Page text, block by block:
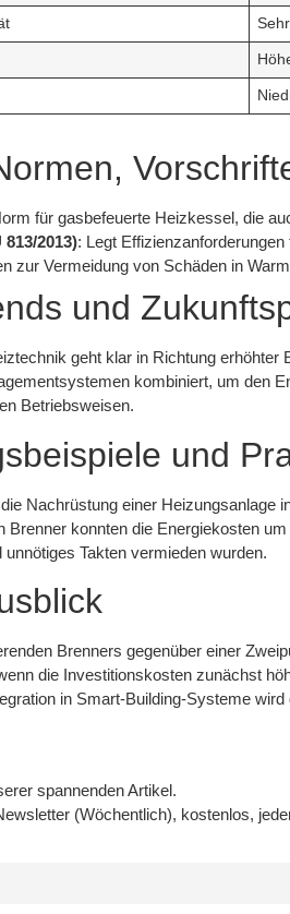
für gasbefeuerte Heizkessel, die
2013): Legt
zur Vermeidung von Schäden in
und
geht klar in Richtung
kombiniert, um den
Betriebsweisen.
und
Nachrüstung einer Heizungsanlage
Brenner konnten die Energiekosten
Takten vermieden wurden.
Brenners gegenüber einer
die Investitionskosten zunächst
in Smart-Building-Systeme
spannenden Artikel.
(Wöchentlich), kostenlos,